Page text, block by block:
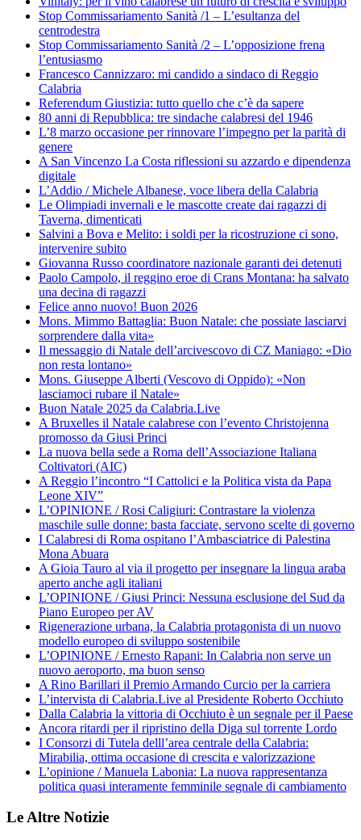
Stop Commissariamento Sanità /1 – L’esultanza del
centrodestra
Stop Commissariamento Sanità /2 – L’opposizione frena
l’entusiasmo
Francesco Cannizzaro: mi candido a sindaco di Reggio
Calabria
Referendum Giustizia: tutto quello che c’è da sapere
80 anni di Repubblica: tre sindache calabresi del 1946
L’8 marzo occasione per rinnovare l’impegno per la parità di
genere
A San Vincenzo La Costa riflessioni su azzardo e dipendenza
digitale
L’Addio / Michele Albanese, voce libera della Calabria
Le Olimpiadi invernali e le mascotte create dai ragazzi di
Taverna, dimenticati
Salvini a Bova e Melito: i soldi per la ricostruzione ci sono,
intervenire subito
Giovanna Russo coordinatore nazionale garanti dei detenuti
Paolo Campolo, il reggino eroe di Crans Montana: ha salvato
una decina di ragazzi
Felice anno nuovo! Buon 2026
Mons. Mimmo Battaglia: Buon Natale: che possiate lasciarvi
sorprendere dalla vita»
Il messaggio di Natale dell’arcivescovo di CZ Maniago: «Dio
non resta lontano»
Mons. Giuseppe Alberti (Vescovo di Oppido): «Non
lasciamoci rubare il Natale»
Buon Natale 2025 da Calabria.Live
A Bruxelles il Natale calabrese con l’evento Christojenna
promosso da Giusi Princi
La nuova bella sede a Roma dell’Associazione Italiana
Coltivatori (AIC)
A Reggio l’incontro “I Cattolici e la Politica vista da Papa
Leone XIV”
L’OPINIONE / Rosi Caligiuri: Contrastare la violenza
maschile sulle donne: basta facciate, servono scelte di governo
I Calabresi di Roma ospitano l’Ambasciatrice di Palestina
Mona Abuara
A Gioia Tauro al via il progetto per insegnare la lingua araba
aperto anche agli italiani
L’OPINIONE / Giusi Princi: Nessuna esclusione del Sud da
Piano Europeo per AV
Rigenerazione urbana, la Calabria protagonista di un nuovo
modello europeo di sviluppo sostenibile
L’OPINIONE / Ernesto Rapani: In Calabria non serve un
nuovo aeroporto, ma buon senso
A Rino Barillari il Premio Armando Curcio per la carriera
L’intervista di Calabria.Live al Presidente Roberto Occhiuto
Dalla Calabria la vittoria di Occhiuto è un segnale per il Paese
Ancora ritardi per il ripristino della Diga sul torrente Lordo
I Consorzi di Tutela delll’area centrale della Calabria:
Mirabilia, ottima occasione di crescita e valorizzazione
L’opinione / Manuela Labonia: La nuova rappresentanza
politica quasi interamente femminile segnale di cambiamento
Le Altre Notizie